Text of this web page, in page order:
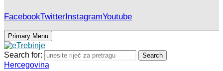
FacebookTwitterInstagramYoutube
Primary Menu
Search for: Search
Hercegovina